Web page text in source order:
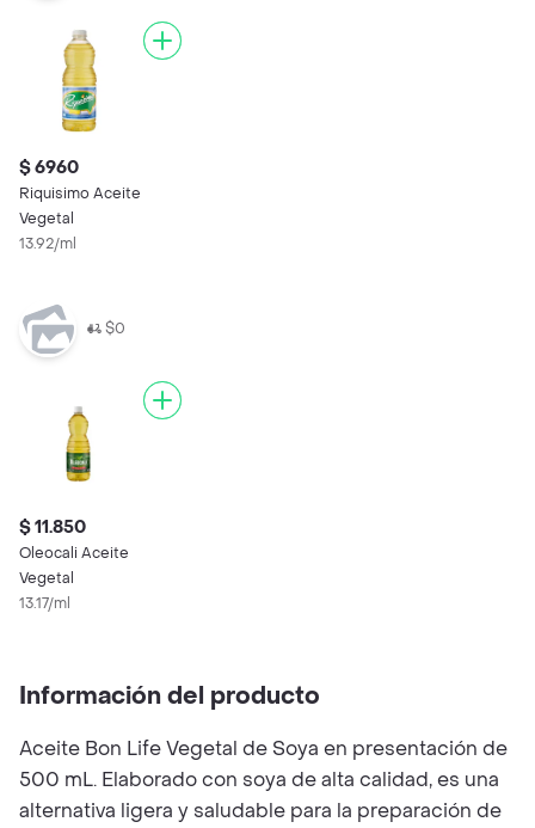
$ 6960
Riquisimo Aceite
Vegetal
13.92/ml
$0
$ 11.850
Oleocali Aceite
Vegetal
13.17/ml
Información del producto
Aceite Bon Life Vegetal de Soya en presentación de
500 mL. Elaborado con soya de alta calidad, es una
alternativa ligera y saludable para la preparación de